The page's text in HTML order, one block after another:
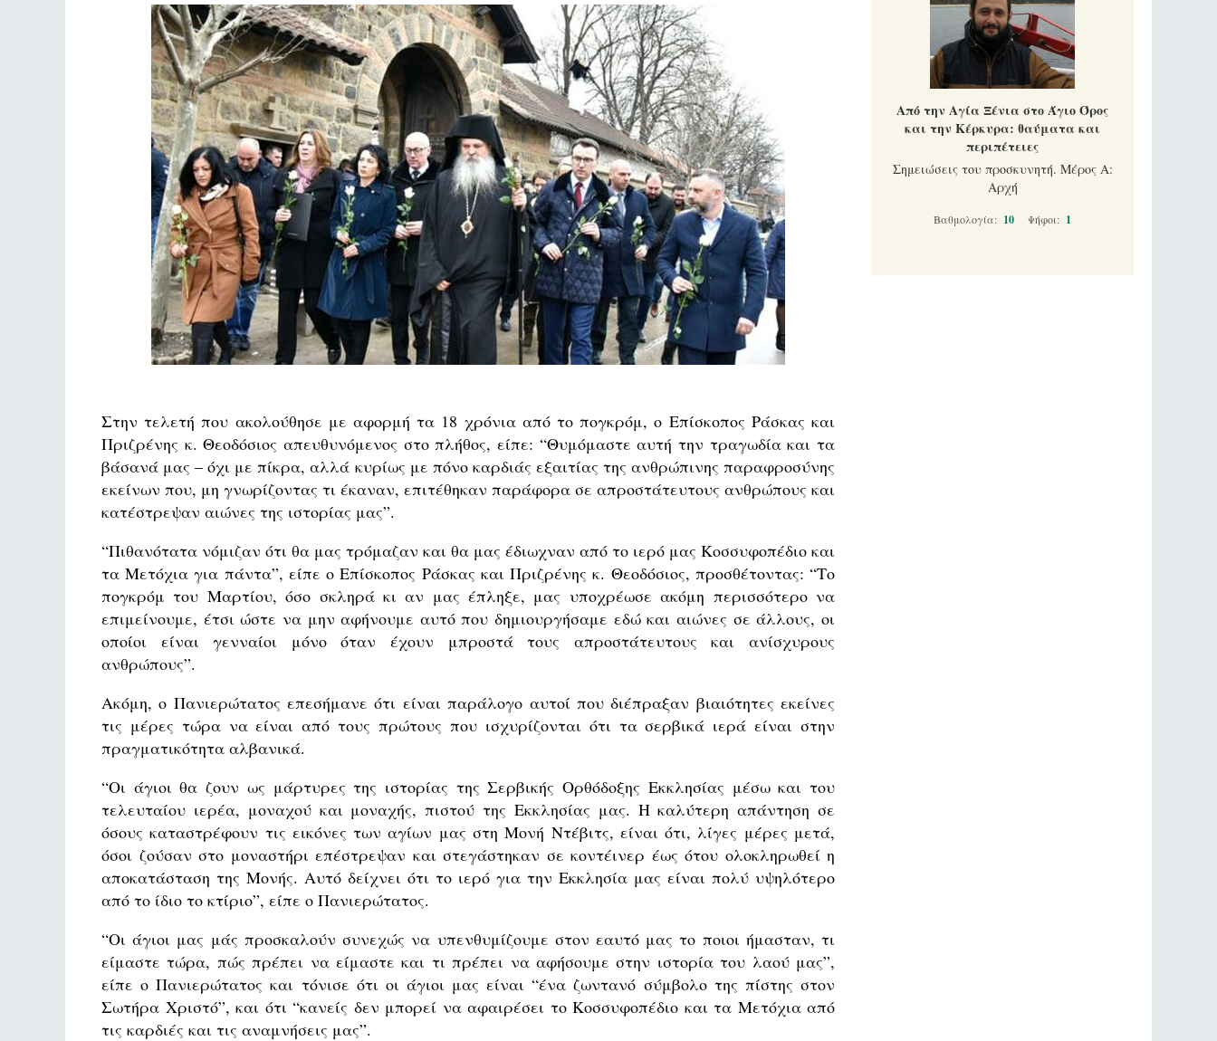
Στην τελετή που ακολούθησε με αφορμή τα 18 χρόνια από το πογκρόμ, ο Επίσκοπος Ράσκας και
Πριζρένης κ. Θεοδόσιος απευθυνόμενος στο πλήθος, είπε: “Θυμόμαστε αυτή την τραγωδία και τα
βάσανά μας – όχι με πίκρα, αλλά κυρίως με πόνο καρδιάς εξαιτίας της ανθρώπινης παραφροσύνης
εκείνων που, μη γνωρίζοντας τι έκαναν, επιτέθηκαν παράφορα σε απροστάτευτους ανθρώπους και
κατέστρεψαν αιώνες της ιστορίας μας”.
“Πιθανότατα νόμιζαν ότι θα μας τρόμαζαν και θα μας έδιωχναν από το ιερό μας Κοσσυφοπέδιο και
τα Μετόχια για πάντα”, είπε ο Επίσκοπος Ράσκας και Πριζρένης κ. Θεοδόσιος, προσθέτοντας: “Το
πογκρόμ του Μαρτίου, όσο σκληρά κι αν μας έπληξε, μας υποχρέωσε ακόμη περισσότερο να
επιμείνουμε, έτσι ώστε να μην αφήνουμε αυτό που δημιουργήσαμε εδώ και αιώνες σε άλλους, οι
οποίοι είναι γενναίοι μόνο όταν έχουν μπροστά τους απροστάτευτους και ανίσχυρους
ανθρώπους”.
Ακόμη, ο Πανιερώτατος επεσήμανε ότι είναι παράλογο αυτοί που διέπραξαν βιαιότητες εκείνες
τις μέρες τώρα να είναι από τους πρώτους που ισχυρίζονται ότι τα σερβικά ιερά είναι στην
πραγματικότητα αλβανικά.
“Οι άγιοι θα ζουν ως μάρτυρες της ιστορίας της Σερβικής Ορθόδοξης Εκκλησίας μέσω και του
τελευταίου ιερέα, μοναχού και μοναχής, πιστού της Εκκλησίας μας. Η καλύτερη απάντηση σε
όσους καταστρέφουν τις εικόνες των αγίων μας στη Μονή Ντέβιτς, είναι ότι, λίγες μέρες μετά,
όσοι ζούσαν στο μοναστήρι επέστρεψαν και στεγάστηκαν σε κοντέινερ έως ότου ολοκληρωθεί η
αποκατάσταση της Μονής. Αυτό δείχνει ότι το ιερό για την Εκκλησία μας είναι πολύ υψηλότερο
από το ίδιο το κτίριο”, είπε ο Πανιερώτατος.
“Οι άγιοι μας μάς προσκαλούν συνεχώς να υπενθυμίζουμε στον εαυτό μας το ποιοι ήμασταν, τι
είμαστε τώρα, πώς πρέπει να είμαστε και τι πρέπει να αφήσουμε στην ιστορία του λαού μας”,
είπε ο Πανιερώτατος και τόνισε ότι οι άγιοι μας είναι “ένα ζωντανό σύμβολο της πίστης στον
Σωτήρα Χριστό”, και ότι “κανείς δεν μπορεί να αφαιρέσει το Κοσσυφοπέδιο και τα Μετόχια από
τις καρδιές και τις αναμνήσεις μας”.
Από την Αγία Ξένια στο Άγιο Όρος
και την Κέρκυρα: θαύματα και
περιπέτειες
Σημειώσεις του προσκυνητή. Μέρος Α:
Αρχή
Βαθμολογία: 10 Ψήφοι: 1